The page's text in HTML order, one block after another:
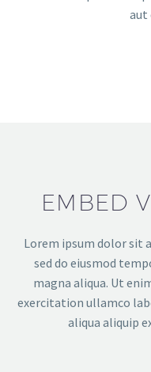
aut
EMBED
Lorem ipsum dolor sit
sed do eiusmod
magna aliqua. Ut
exercitation ullamco
aliqua aliquip